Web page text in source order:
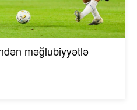
məğlubiyyətlə